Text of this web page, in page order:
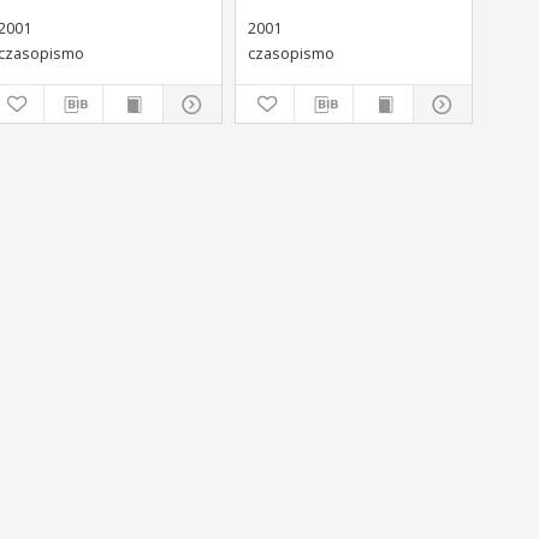
czasopismo
2001
czasopismo